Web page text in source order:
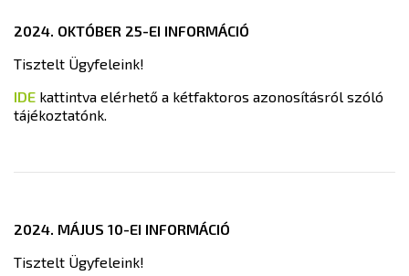
2024. OKTÓBER 25-EI INFORMÁCIÓ
Tisztelt Ügyfeleink!
IDE kattintva elérhető a kétfaktoros azonosításról szóló
tájékoztatónk.
2024. MÁJUS 10-EI INFORMÁCIÓ
Tisztelt Ügyfeleink!